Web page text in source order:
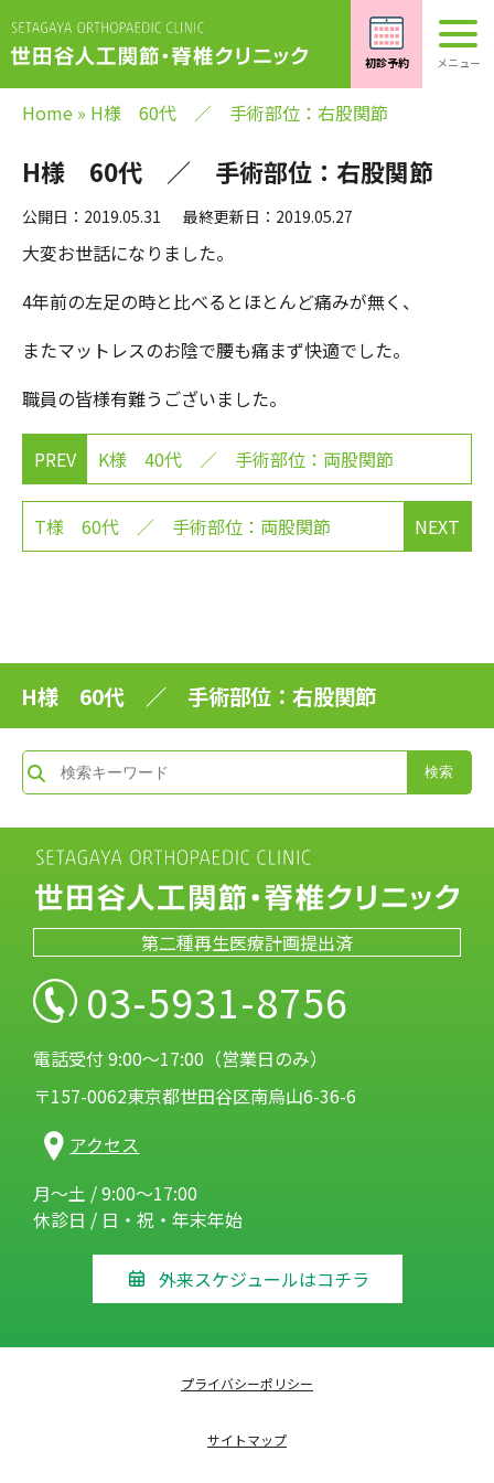
Home » H様 60代 ／ 手術部位：右股関節
H様 60代 ／ 手術部位：右股関節
公開日：2019.05.31 最終更新日：2019.05.27
大変お世話になりました。
4年前の左足の時と比べるとほとんど痛みが無く、
またマットレスのお陰で腰も痛まず快適でした。
職員の皆様有難うございました。
PREV K様 40代 ／ 手術部位：両股関節
NEXT
T様 60代 ／ 手術部位：両股関節
H様 60代 ／ 手術部位：右股関節
第二種再生医療計画提出済
03-5931-8756
電話受付 9:00～17:00（営業日のみ）
〒157-0062東京都世田谷区南烏山6-36-6
アクセス
月～土 / 9:00～17:00
休診日 / 日・祝・年末年始
外来スケジュールはコチラ
プライバシーポリシー
サイトマップ